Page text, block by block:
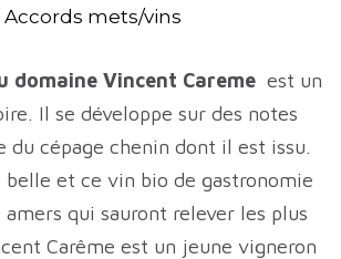
domaine Vincent Careme est un
Il se développe sur des notes
cépage chenin dont il est issu.
belle et ce vin bio de gastronomie
qui sauront relever les plus
Carême est un jeune vigneron
Accords mets/vins